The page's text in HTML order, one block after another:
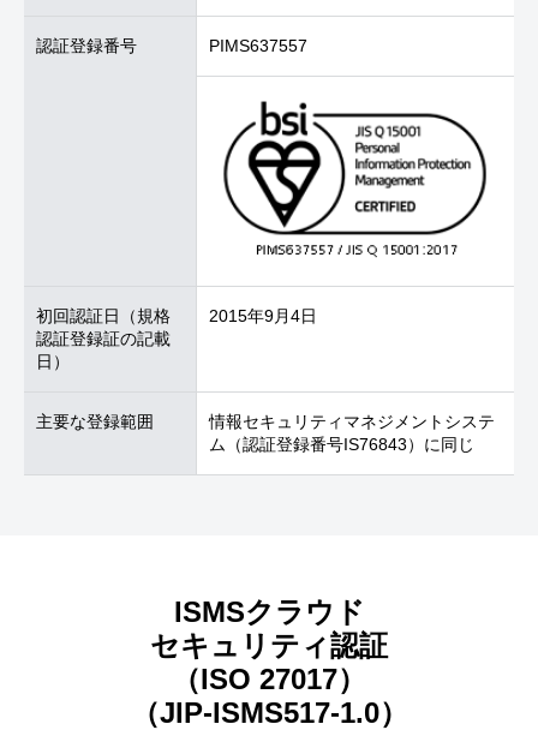
認証登録番号 PIMS637557
初回認証日
（規格
認証登録証の記載
日）
2015年9月4日
主要な登録範囲
情報セキュリティマネジメントシステ
ム（認証登録番号IS76843）に同じ
ISMSクラウド
セキュリティ認証
（ISO 27017）
（JIP-ISMS517-1.0）